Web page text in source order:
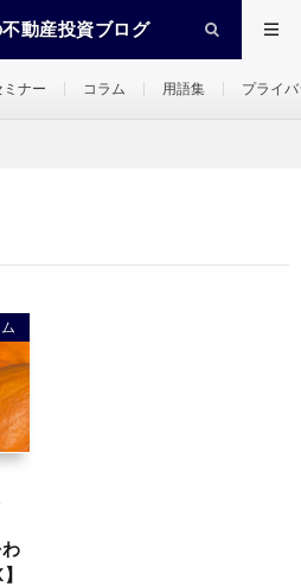
動産投資ブログ
ナー コラム 用語集 プライ